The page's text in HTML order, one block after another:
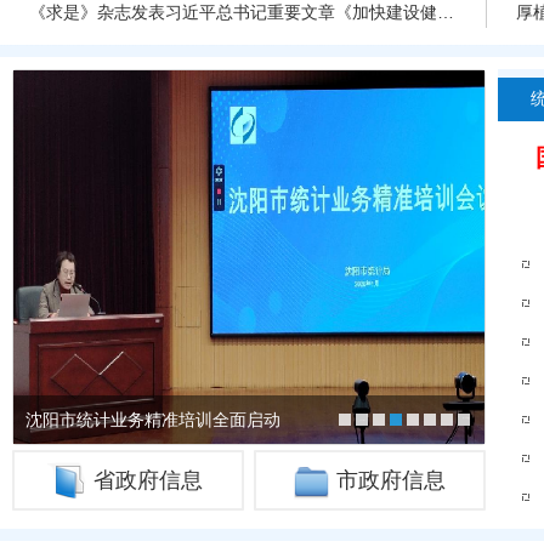
《求是》杂志发表习近平总书记重要文章《加快建设健康中国》
沈阳市统计业务精准培训全面启动
孙野局长应邀到市委党校作专...
省政府信息 市政府信息